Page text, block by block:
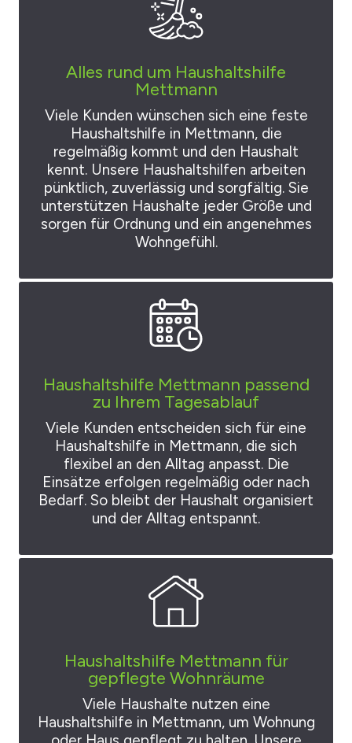
Alles rund um Haushaltshilfe
Mettmann
Viele Kunden wünschen sich eine feste
Haushaltshilfe in Mettmann, die
regelmäßig kommt und den Haushalt
kennt. Unsere Haushaltshilfen arbeiten
pünktlich, zuverlässig und sorgfältig. Sie
unterstützen Haushalte jeder Größe und
sorgen für Ordnung und ein angenehmes
Wohngefühl.
Haushaltshilfe Mettmann passend
zu Ihrem Tagesablauf
Viele Kunden entscheiden sich für eine
Haushaltshilfe in Mettmann, die sich
flexibel an den Alltag anpasst. Die
Einsätze erfolgen regelmäßig oder nach
Bedarf. So bleibt der Haushalt organisiert
und der Alltag entspannt.
Haushaltshilfe Mettmann für
gepflegte Wohnräume
Viele Haushalte nutzen eine
Haushaltshilfe in Mettmann, um Wohnung